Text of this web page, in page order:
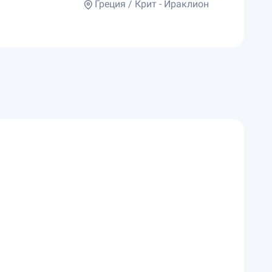
Греция / Крит - Ираклион